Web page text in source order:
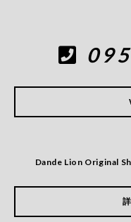
Dande Lion Original